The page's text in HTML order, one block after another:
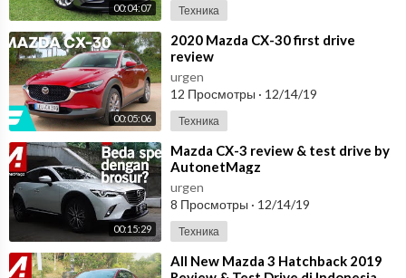
00:04:07 Техника
00:05:06
⁣2020 Mazda CX-30 first drive
review
urgen
12 Просмотры · 12/14/19
Техника
00:15:29
⁣Mazda CX-3 review & test drive by
AutonetMagz
urgen
8 Просмотры · 12/14/19
Техника
⁣All New Mazda 3 Hatchback 2019